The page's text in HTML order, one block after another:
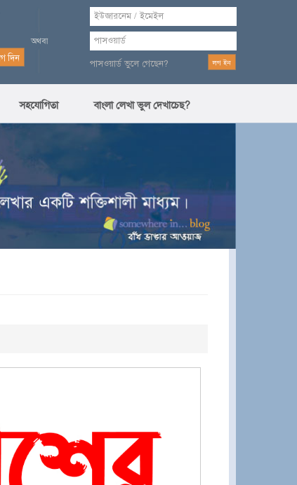
পাসওয়ার্ড ভুলে গেছেন?
সহযোগিতা বাংলা লেখা ভুল দেখাচেছ?